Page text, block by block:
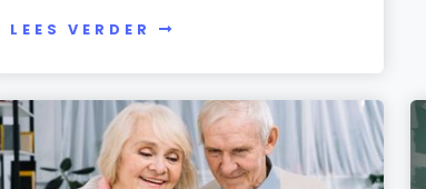
LEES VERDER